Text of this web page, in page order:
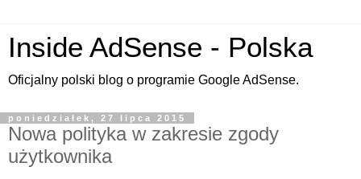
Inside AdSense - Polska
Oficjalny polski blog o programie Google AdSense.
poniedziałek, 27 lipca 2015
Nowa polityka w zakresie zgody
użytkownika